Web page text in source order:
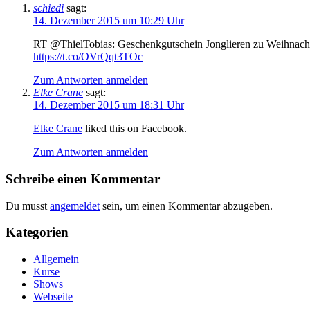
schiedi sagt:
14. Dezember 2015 um 10:29 Uhr
RT @ThielTobias: Geschenkgutschein Jonglieren zu
https://t.co/OVrQqt3TOc
Zum Antworten anmelden
Elke Crane sagt:
14. Dezember 2015 um 18:31 Uhr
Elke Crane liked this on Facebook.
Zum Antworten anmelden
Schreibe einen Kommentar
Du musst angemeldet sein, um einen Kommentar abzugeben.
Kategorien
Allgemein
Kurse
Shows
Webseite